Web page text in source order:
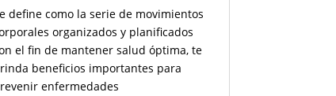
define como la serie de movimientos
organizados y planificados
el fin de mantener salud óptima, te
beneficios importantes para
enfermedades